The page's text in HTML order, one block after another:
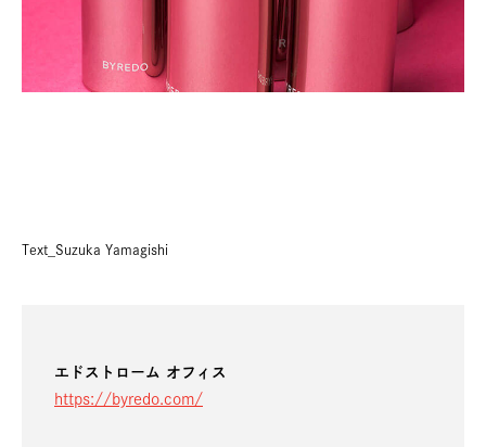
Text_Suzuka Yamagishi
エドストローム オフィス
https://byredo.com/